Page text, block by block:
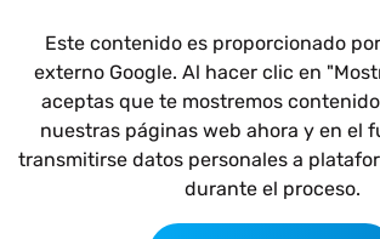
Este contenido es proporcionado
externo Google. Al hacer clic en
aceptas que te mostremos
nuestras páginas web ahora y en el
transmitirse datos personales a
durante el proceso.